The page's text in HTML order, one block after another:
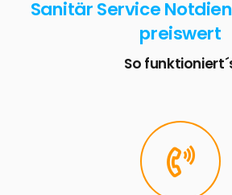
Sanitär Service
preiswert
So